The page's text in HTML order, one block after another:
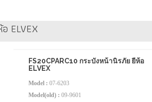
ELVEX
FS20CPARC10 กระบังหน้านิรภัย ยี่ห้อ
ELVEX
Model : 07-6203
Model(old) : 09-9601